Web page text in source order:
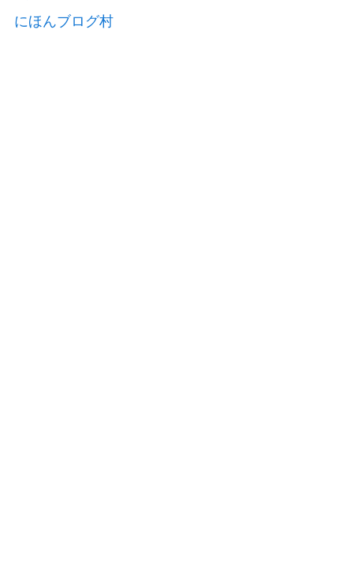
にほんブログ村